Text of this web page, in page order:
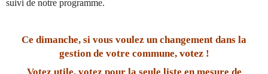
suivi de notre programme.
Ce dimanche, si vous voulez un changement dans la
gestion de votre commune, votez!